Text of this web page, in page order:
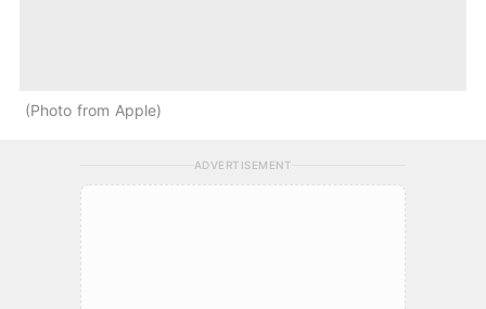
Photo from Apple
ADVERTISEMENT